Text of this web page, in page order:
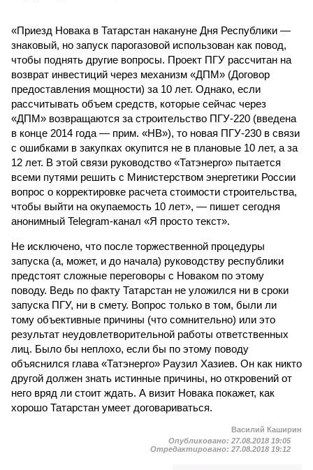
«Приезд Новака в Татарстан накануне Дня Республики —
знаковый, но запуск парогазовой использован как повод,
чтобы поднять другие вопросы. Проект ПГУ рассчитан на
возврат инвестиций через механизм «ДПМ» (Договор
предоставления мощности) за 10 лет. Однако, если
рассчитывать объем средств, которые сейчас через
«ДПМ» возвращаются за строительство ПГУ-220 (введена
в конце 2014 года — прим. «НВ»), то новая ПГУ-230 в связи
с ошибками в закупках окупится не в плановые 10 лет, а за
12 лет. В этой связи руководство «Татэнерго» пытается
всеми путями решить с Министерством энергетики России
вопрос о корректировке расчета стоимости строительства,
чтобы выйти на окупаемость 10 лет», — пишет сегодня
анонимный Telegram-канал «Я просто текст».
Не исключено, что после торжественной процедуры
запуска (а, может, и до начала) руководству республики
предстоят сложные переговоры с Новаком по этому
поводу. Ведь по факту Татарстан не уложился ни в сроки
запуска ПГУ, ни в смету. Вопрос только в том, были ли
тому объективные причины (что сомнительно) или это
результат неудовлетворительной работы ответственных
лиц. Было бы неплохо, если бы по этому поводу
объяснился глава «Татэнерго» Раузил Хазиев. Он как никто
другой должен знать истинные причины, но откровений от
него вряд ли стоит ждать. А визит Новака покажет, как
хорошо Татарстан умеет договариваться.
Василий Каширин
Опубликовано: 27.08.2018 19:05
Отредактировано: 27.08.2018 19:12